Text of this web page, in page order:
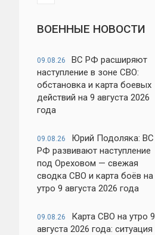
ВОЕННЫЕ НОВОСТИ
09.08.26
ВС РФ расширяют
наступление в зоне СВО:
обстановка и карта боевых
действий на 9 августа 2026
года
09.08.26
Юрий Подоляка: ВС
РФ развивают наступление
под Ореховом — свежая
сводка СВО и карта боёв на
утро 9 августа 2026 года
09.08.26
Карта СВО на утро 9
августа 2026 года: ситуация